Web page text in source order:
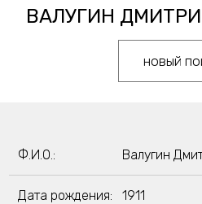
ВАЛУГИН
новый
Ф.И.О.: Валугин
Дата рождения: 1911